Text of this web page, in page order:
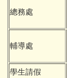
總務處
輔導處
學生請假